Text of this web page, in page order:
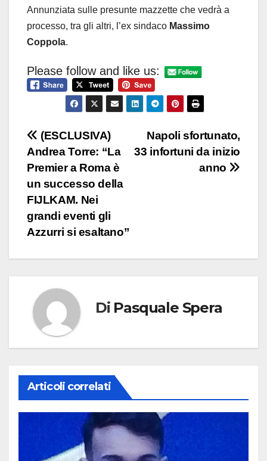
Annunziata sulle presunte mazzette che vedrà a
processo, tra gli altri, l’ex sindaco Massimo
Coppola.
Please follow and like us:
Navigazione
articoli
Napoli sfortunato,
33 infortuni da inizio
anno
(ESCLUSIVA)
Andrea Torre: “La
Premier a Roma è
un successo della
FIJLKAM. Nei
grandi eventi gli
Azzurri si esaltano”
Di Pasquale Spera
Articoli correlati